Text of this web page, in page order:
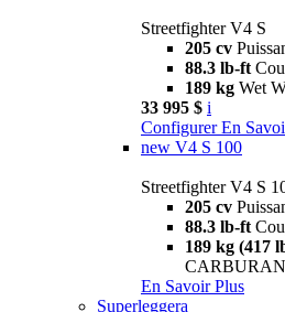
Streetfighter V4 S
205 cv
88.3 lb-ft
189 kg Wet
33 995 $ i
Configurer En
new V4 S 100
Streetfighter V4 S
205 cv
88.3 lb-ft
189 kg (417
En Savoir Plus
Superleggera